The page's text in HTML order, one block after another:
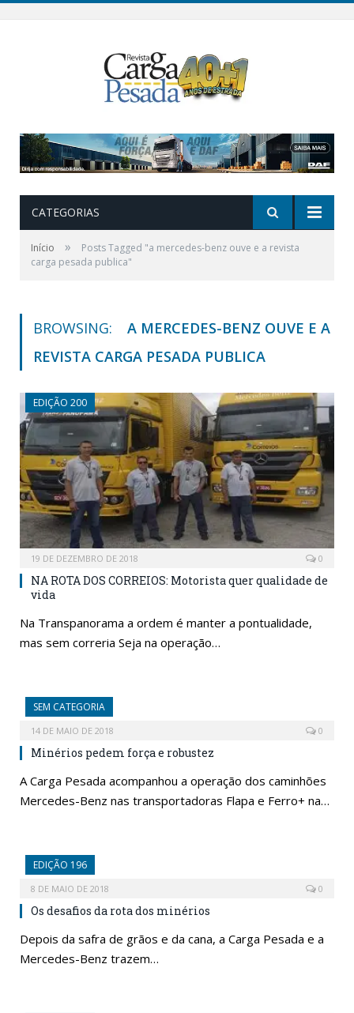
CATEGORIAS
Início »
Posts Tagged "a mercedes-benz ouve e a revista
carga pesada publica"
BROWSING:
A MERCEDES-BENZ OUVE E A
REVISTA CARGA PESADA PUBLICA
EDIÇÃO 200
19 DE DEZEMBRO DE 2018 0
NA ROTA DOS CORREIOS: Motorista quer qualidade de
vida
Na Transpanorama a ordem é manter a pontualidade,
mas sem correria Seja na operação…
SEM CATEGORIA
14 DE MAIO DE 2018 0
Minérios pedem força e robustez
A Carga Pesada acompanhou a operação dos caminhões
Mercedes-Benz nas transportadoras Flapa e Ferro+ na…
EDIÇÃO 196
8 DE MAIO DE 2018 0
Os desafios da rota dos minérios
Depois da safra de grãos e da cana, a Carga Pesada e a
Mercedes-Benz trazem…